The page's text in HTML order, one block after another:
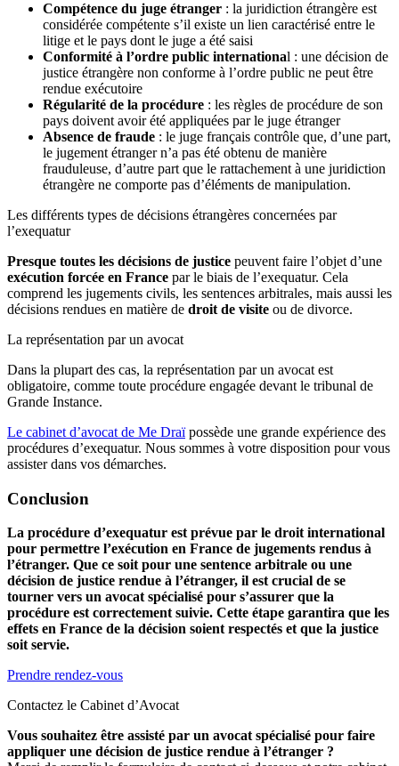
Compétence du juge étranger : la juridiction étrangère est
considérée compétente s’il existe un lien caractérisé entre le
litige et le pays dont le juge a été saisi
Conformité à l’ordre public international : une décision de
justice étrangère non conforme à l’ordre public ne peut être
rendue exécutoire
Régularité de la procédure : les règles de procédure de son
pays doivent avoir été appliquées par le juge étranger
Absence de fraude : le juge français contrôle que, d’une part,
le jugement étranger n’a pas été obtenu de manière
frauduleuse, d’autre part que le rattachement à une juridiction
étrangère ne comporte pas d’éléments de manipulation.
Les différents types de décisions étrangères concernées par
l’exequatur
Presque toutes les décisions de justice peuvent faire l’objet d’une
exécution forcée en France par le biais de l’exequatur. Cela
comprend les jugements civils, les sentences arbitrales, mais aussi les
décisions rendues en matière de droit de visite ou de divorce.
La représentation par un avocat
Dans la plupart des cas, la représentation par un avocat est
obligatoire, comme toute procédure engagée devant le tribunal de
Grande Instance.
Le cabinet d’avocat de Me Draïpossède une grande expérience des
procédures d’exequatur. Nous sommes à votre disposition pour vous
assister dans vos démarches.
Conclusion
La procédure d’exequatur est prévue par le droit international
pour permettre l’exécution en France de jugements rendus à
l’étranger. Que ce soit pour une sentence arbitrale ou une
décision de justice rendue à l’étranger, il est crucial de se
tourner vers un avocat spécialisé pour s’assurer que la
procédure est correctement suivie. Cette étape garantira que les
effets en France de la décision soient respectés et que la justice
soit servie.
Prendre rendez-vous
Contactez le Cabinet d’Avocat
Vous souhaitez être assisté par un avocat spécialisé pour faire
appliquer une décision de justice rendue à l’étranger ?